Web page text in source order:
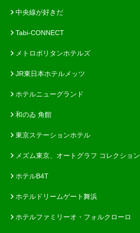
中央線が好きだ
Tabi-CONNECT
メトロポリタンホテルズ
JR東日本ホテルメッツ
ホテルニューグランド
和のゐ 角館
東京ステーションホテル
メズム東京、オートグラフ コレクション
ホテルB4T
ホテルドリームゲート舞浜
ホテルファミリーオ・フォルクローロ